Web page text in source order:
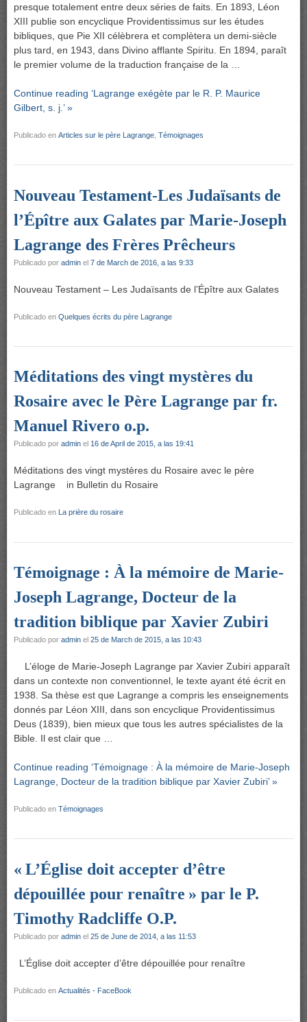
presque totalement entre deux séries de faits. En 1893, Léon
XIII publie son encyclique Providentissimus sur les études
bibliques, que Pie XII célèbrera et complètera un demi-siècle
plus tard, en 1943, dans Divino afflante Spiritu. En 1894, paraît
le premier volume de la traduction française de la …
Continue reading ‘Lagrange exégète par le R. P. Maurice
Gilbert, s. j.’ »
Publicado en Articles sur le père Lagrange Témoignages
Nouveau Testament-Les Judaïsants de
l’Épître aux Galates par Marie-Joseph
Lagrange des Frères Prêcheurs
Publicado por admin el 7 de March de 2016, a las 9:33
Nouveau Testament – Les Judaïsants de l’Épître aux Galates
Publicado en Quelques écrits du père Lagrange
Méditations des vingt mystères du
Rosaire avec le Père Lagrange par fr.
Manuel Rivero o.p.
Publicado por admin el 16 de April de 2015, a las 19:41
Méditations des vingt mystères du Rosaire avec le père
Lagrange in Bulletin du Rosaire
Publicado en La prière du rosaire
Témoignage : À la mémoire de Marie-
Joseph Lagrange, Docteur de la
tradition biblique par Xavier Zubiri
Publicado por admin el 25 de March de 2015, a las 10:43
L’éloge de Marie-Joseph Lagrange par Xavier Zubiri apparaît
dans un contexte non conventionnel, le texte ayant été écrit en
1938. Sa thèse est que Lagrange a compris les enseignements
donnés par Léon XIII, dans son encyclique Providentissimus
Deus (1839), bien mieux que tous les autres spécialistes de la
Bible. Il est clair que …
Continue reading ‘Témoignage : À la mémoire de Marie-Joseph
Lagrange, Docteur de la tradition biblique par Xavier Zubiri’ »
Publicado en Témoignages
« L’Église doit accepter d’être
dépouillée pour renaître » par le P.
Timothy Radcliffe O.P.
Publicado por admin el 25 de June de 2014, a las 11:53
L’Église doit accepter d’être dépouillée pour renaître
Publicado en Actualités - FaceBook